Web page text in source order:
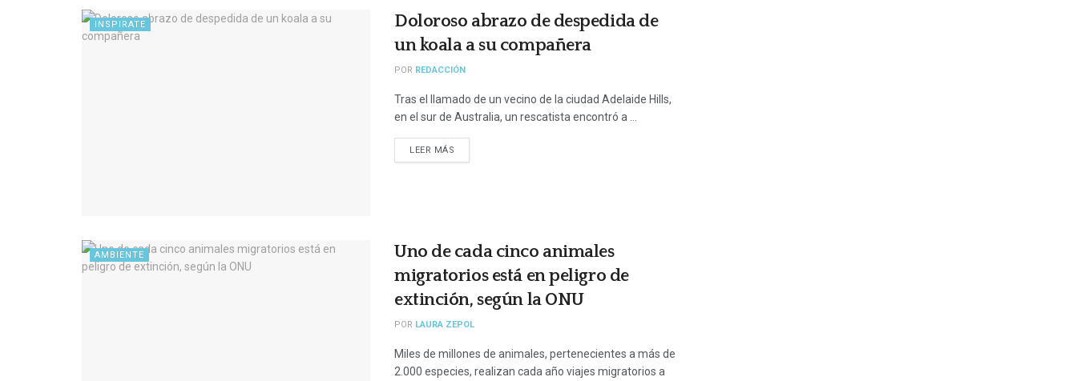
INSPIRATE
Doloroso abrazo de despedida de
un koala a su compañera
POR REDACCIÓN
Tras el llamado de un vecino de la ciudad Adelaide Hills,
en el sur de Australia, un rescatista encontró a ...
LEER MÁS
AMBIENTE
Uno de cada cinco animales
migratorios está en peligro de
extinción, según la ONU
POR LAURA ZEPOL
Miles de millones de animales, pertenecientes a más de
2.000 especies, realizan cada año viajes migratorios a